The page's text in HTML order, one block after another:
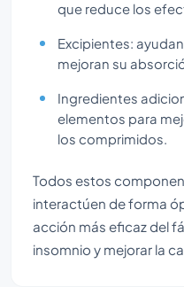
que reduce los
Excipientes:
mejoran su
Ingredientes
elementos para
los comprimidos.
Todos estos
interactúen de forma
acción más eficaz del
insomnio y mejorar la